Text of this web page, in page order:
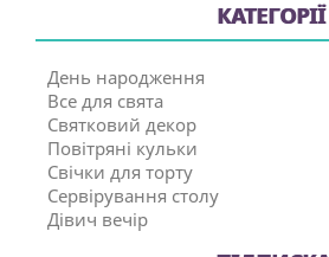
КАТЕГОРІЇ
День народження
Все для свята
Святковий декор
Повітряні кульки
Свічки для торту
Сервірування столу
Дівич вечір